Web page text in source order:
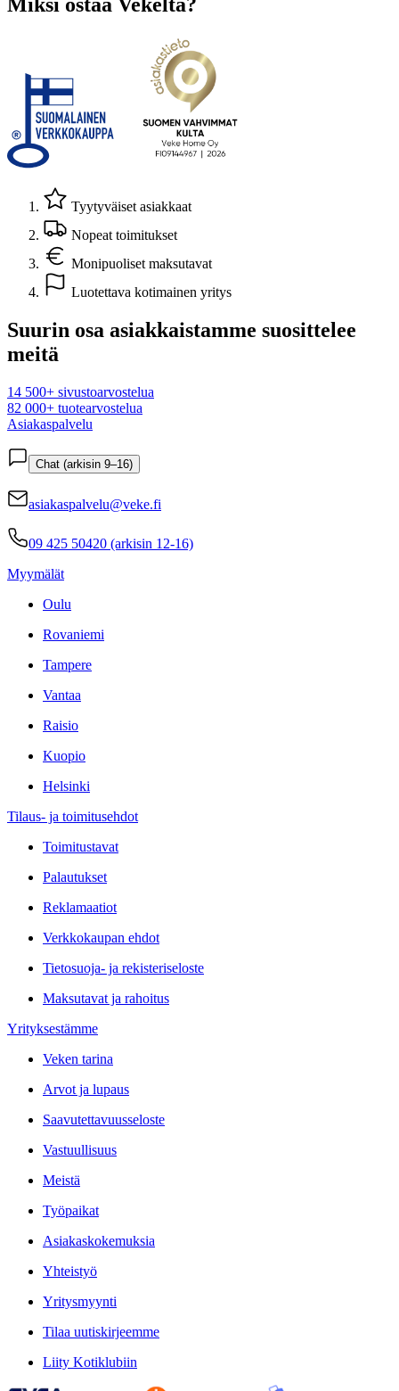
Miksi ostaa Vekeltä?
Tyytyväiset asiakkaat
Nopeat toimitukset
Monipuoliset maksutavat
Luotettava kotimainen yritys
Suurin osa asiakkaistamme suosittelee
meitä
14 500+ sivustoarvostelua
82 000+ tuotearvostelua
Asiakaspalvelu
Chat (arkisin 9–16)
asiakaspalvelu@veke.fi
09 425 50420 (arkisin 12-16)
Myymälät
Oulu
Rovaniemi
Tampere
Vantaa
Raisio
Kuopio
Helsinki
Tilaus- ja toimitusehdot
Toimitustavat
Palautukset
Reklamaatiot
Verkkokaupan ehdot
Tietosuoja- ja rekisteriseloste
Maksutavat ja rahoitus
Yrityksestämme
Veken tarina
Arvot ja lupaus
Saavutettavuusseloste
Vastuullisuus
Meistä
Työpaikat
Asiakaskokemuksia
Yhteistyö
Yritysmyynti
Tilaa uutiskirjeemme
Liity Kotiklubiin